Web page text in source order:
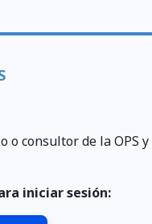
o consultor de la OPS
iniciar sesión: